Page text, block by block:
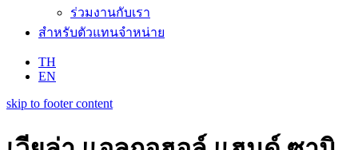
ร่วมงานกับเรา
สำหรับตัวแทนจำหน่าย
TH
EN
skip to footer content